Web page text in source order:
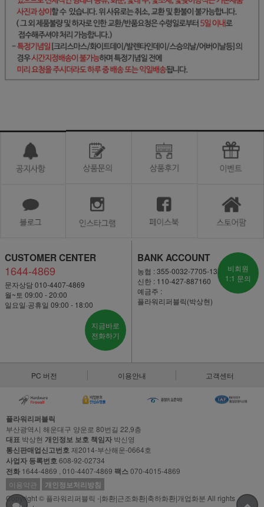
CUSTOMER CENTER
1644-4869
문자상담 010-4407-4869
월~토 09:00 - 20:00
일요일·공휴일 09:00 - 18:00
지금바로
전화하기
BANK ACCOUNT
농협 : 355-0032-7705-13
신한 : 110-427-887160
예금주 :
플라워리퍼블릭(박상현)
비회원
1:1 문의
PC 버전 이용안내 고객센터
플라워리퍼블릭
부산광역시 해운대구 양운로 80번길 22,9층
대표 박상현 개인정보 보호 책임자 박신영
통신판매업신고번호 제2014-부산해운-0664호
사업자 등록번호 608-92-02734
전화 1644-4869 , 010-4407-4869 팩스070-4015-4869
이용약관
개인정보처리방침
Copyright © 플라워리퍼블릭 -|화환|근조화환|축하화환|개업화분 All rights